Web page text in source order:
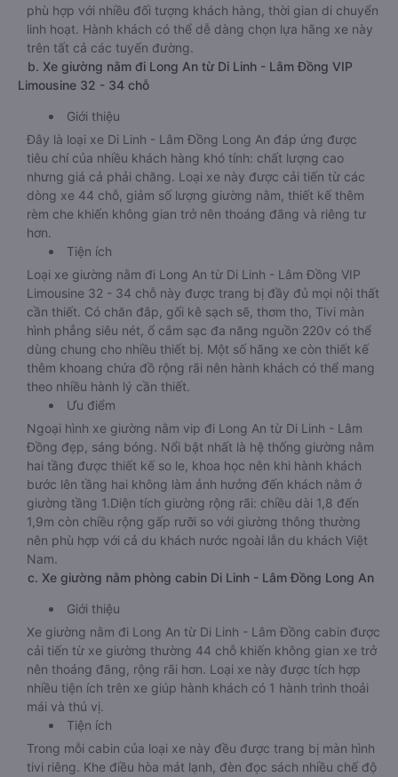
phù hợp với nhiều đối tượng khách hàng, thời gian di chuyển
linh hoạt. Hành khách có thể dễ dàng chọn lựa hãng xe này
trên tất cả các tuyến đường.
b. Xe giường nằm đi Long An từ Di Linh - Lâm Đồng VIP
Limousine 32 - 34 chỗ
Giới thiệu
Đây là loại xe Di Linh - Lâm Đồng Long An đáp ứng được
tiêu chí của nhiều khách hàng khó tính: chất lượng cao
nhưng giá cả phải chăng. Loại xe này được cải tiến từ các
dòng xe 44 chỗ, giảm số lượng giường nằm, thiết kế thêm
rèm che khiến không gian trở nên thoáng đãng và riêng tư
hơn.
Tiện ích
Loại xe giường nằm đi Long An từ Di Linh - Lâm Đồng VIP
Limousine 32 - 34 chỗ này được trang bị đầy đủ mọi nội thất
cần thiết. Có chăn đắp, gối kê sạch sẽ, thơm tho, Tivi màn
hình phẳng siêu nét, ổ cắm sạc đa năng nguồn 220v có thể
dùng chung cho nhiều thiết bị. Một số hãng xe còn thiết kế
thêm khoang chứa đồ rộng rãi nên hành khách có thể mang
theo nhiều hành lý cần thiết.
Ưu điểm
Ngoại hình xe giường nằm vip đi Long An từ Di Linh - Lâm
Đồng đẹp, sáng bóng. Nổi bật nhất là hệ thống giường nằm
hai tầng được thiết kế so le, khoa học nên khi hành khách
bước lên tầng hai không làm ảnh hưởng đến khách nằm ở
giường tầng 1.Diện tích giường rộng rãi: chiều dài 1,8 đến
1,9m còn chiều rộng gấp rưỡi so với giường thông thường
nên phù hợp với cả du khách nước ngoài lẫn du khách Việt
Nam.
c. Xe giường nằm phòng cabin Di Linh - Lâm Đồng Long An
Giới thiệu
Xe giường nằm đi Long An từ Di Linh - Lâm Đồng cabin được
cải tiến từ xe giường thường 44 chỗ khiến không gian xe trở
nên thoáng đãng, rộng rãi hơn. Loại xe này được tích hợp
nhiều tiện ích trên xe giúp hành khách có 1 hành trình thoải
mái và thú vị.
Tiện ích
Trong mỗi cabin của loại xe này đều được trang bị màn hình
tivi riêng. Khe điều hòa mát lạnh, đèn đọc sách nhiều chế độ